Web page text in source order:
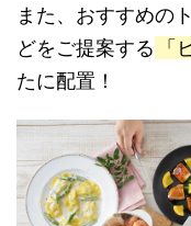
また、おすすめの
どをご提案する
「
たに配置！